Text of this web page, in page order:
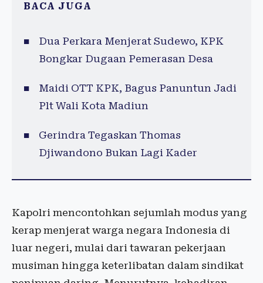
BACA JUGA
Dua Perkara Menjerat Sudewo, KPK
Bongkar Dugaan Pemerasan Desa
Maidi OTT KPK, Bagus Panuntun Jadi
Plt Wali Kota Madiun
Gerindra Tegaskan Thomas
Djiwandono Bukan Lagi Kader
Kapolri mencontohkan sejumlah modus yang
kerap menjerat warga negara Indonesia di
luar negeri, mulai dari tawaran pekerjaan
musiman hingga keterlibatan dalam sindikat